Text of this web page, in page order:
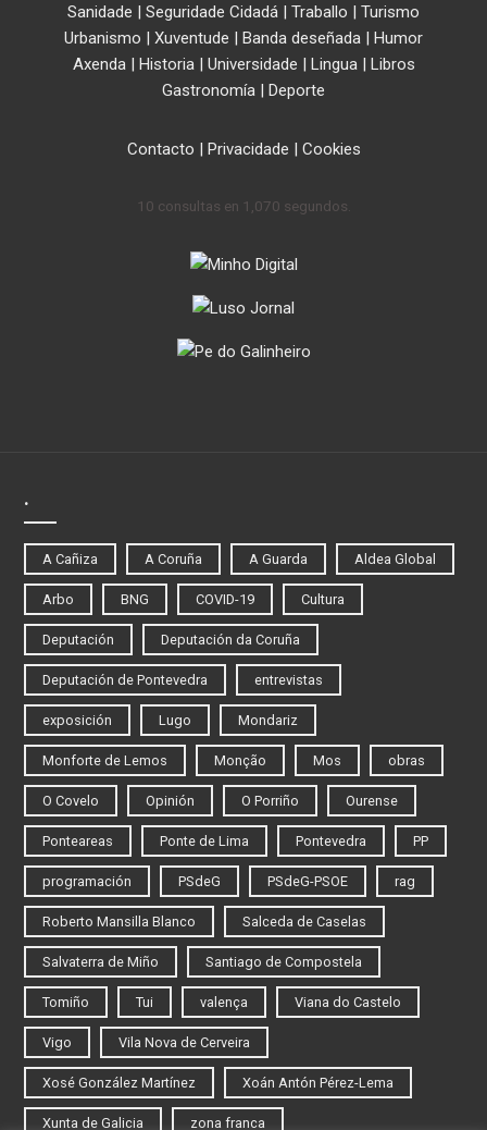
Sanidade | Seguridade Cidadá | Traballo | Turismo
Urbanismo | Xuventude | Banda deseñada | Humor
Axenda| Historia| Universidade | Lingua| Libros
Gastronomía | Deporte
Contacto | Privacidade | Cookies
10 consultas en 1,070 segundos.
.
A Cañiza A Coruña A Guarda Aldea Global
Arbo BNG COVID-19 Cultura
Deputación Deputación da Coruña
Deputación de Pontevedra entrevistas
exposición Lugo Mondariz
Monforte de Lemos Monção Mos obras
O Covelo Opinión O Porriño Ourense
Ponteareas Ponte de Lima Pontevedra PP
programación PSdeG PSdeG-PSOE rag
Roberto Mansilla Blanco Salceda de Caselas
Salvaterra de Miño Santiago de Compostela
Tomiño Tui valença Viana do Castelo
Vigo Vila Nova de Cerveira
Xosé González Martínez Xoán Antón Pérez-Lema
Xunta de Galicia zona franca